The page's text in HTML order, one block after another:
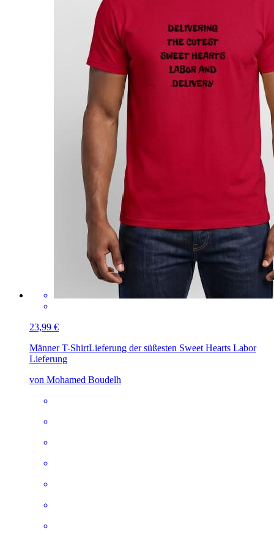
23,99 €
Männer T-ShirtLieferung der süßesten Sweet Hearts Labor
Lieferung
von Mohamed Boudelh